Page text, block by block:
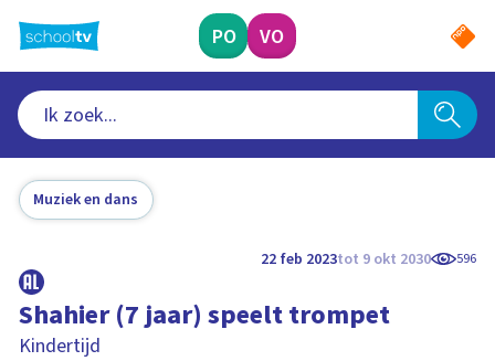
naar
hoofdinhoud
PO VO
Muziek en dans
22 feb 2023tot 9 okt 2030 596
Shahier (7 jaar) speelt trompet
Kindertijd